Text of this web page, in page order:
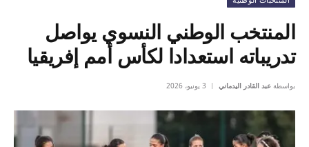
المنتخب الوطني النسوي يواصل
تدريباته استعدادا لكأس أمم إفريقيا
بواسطة عبد القادر اليدماني 3 يونيو، 2026